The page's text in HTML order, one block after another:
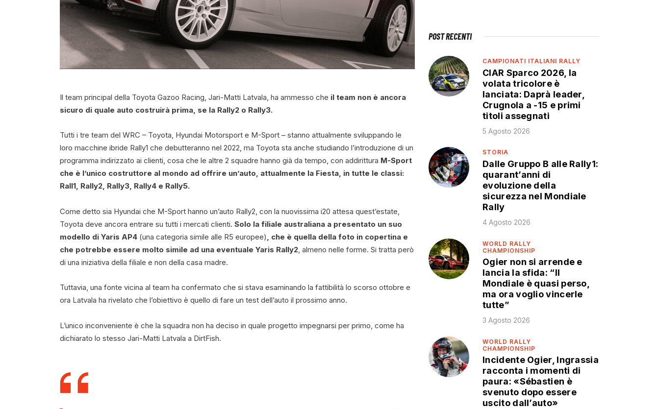
Il team principal della Toyota Gazoo Racing, Jari-Matti Latvala, ha ammesso che il team non è ancora
sicuro di quale auto costruirà prima, se la Rally2 o Rally3.
Tutti i tre team del WRC – Toyota, Hyundai Motorsport e M-Sport – stanno attualmente sviluppando le
loro macchine ibride Rally1 che debutteranno nel 2022, ma Toyota sta anche studiando l’introduzione di un
programma indirizzato ai clienti, cosa che le altre 2 squadre hanno già da tempo, con addirittura M-Sport
che è l’unico costruttore al mondo ad offrire un’auto, attualmente la Fiesta, in tutte le classi:
Rall1, Rally2, Rally3, Rally4 e Rally5.
Come detto sia Hyundai che M-Sport hanno un’auto Rally2, con la nuovissima i20 attesa quest’estate,
Toyota deve ancora entrare su tutti i mercati clienti. Solo la filiale australiana a presentato un suo
modello di Yaris AP4 (una categoria simile alle R5 europee)
, che è quella della foto in copertina e
che potrebbe essere molto simile ad una eventuale Yaris Rally2 , almeno nelle forme. Si tratta però
di una iniziativa della filiale e non della casa madre.
Tuttavia, una fonte vicina al team ha confermato che si stava esaminando la fattibilità lo scorso ottobre e
ora Latvala ha rivelato che l’obiettivo è quello di fare un test dell’auto il prossimo anno.
L’unico inconveniente è che la squadra non ha deciso in quale progetto impegnarsi per primo, come ha
dichiarato lo stesso Jari-Matti Latvala a DirtFish.
POST RECENTI
CAMPIONATI ITALIANI RALLY
CIAR Sparco 2026, la
volata tricolore è
lanciata: Daprà leader,
Crugnola a -15 e primi
titoli assegnati
5 Agosto 2026
STORIA
Dalle Gruppo B alle Rally1:
quarant’anni di
evoluzione della
sicurezza nel Mondiale
Rally
4 Agosto 2026
WORLD RALLY
CHAMPIONSHIP
Ogier non si arrende e
lancia la sfida: “Il
Mondiale è quasi perso,
ma ora voglio vincerle
tutte”
3 Agosto 2026
WORLD RALLY
CHAMPIONSHIP
Incidente Ogier, Ingrassia
racconta i momenti di
paura: «Sébastien è
svenuto dopo essere
uscito dall’auto»